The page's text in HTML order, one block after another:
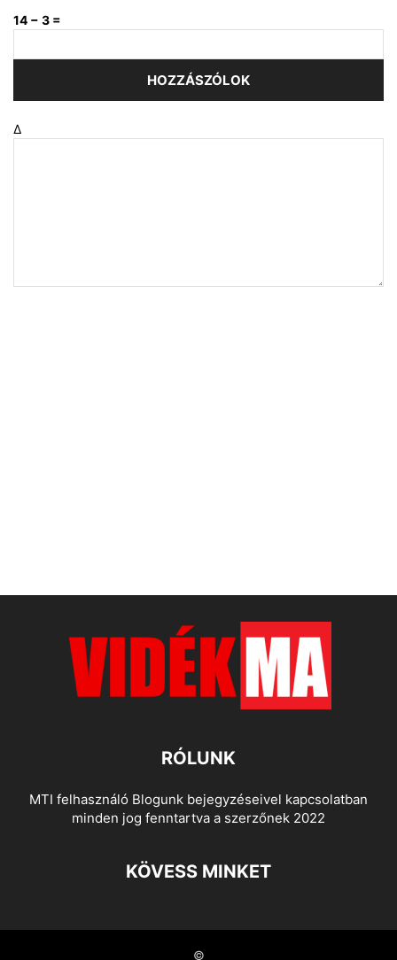
14 − 3 =
Δ
RÓLUNK
MTI felhasználó Blogunk bejegyzéseivel kapcsolatban
minden jog fenntartva a szerzőnek 2022
KÖVESS MINKET
©